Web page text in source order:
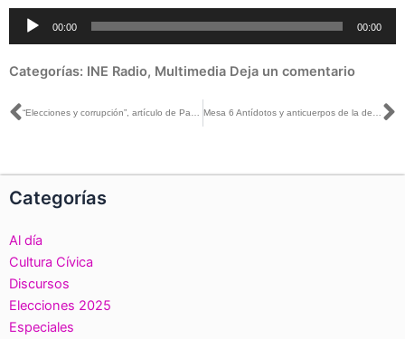
Reproductor
00:00 00:00
Categorías: INE Radio, Multimedia Deja un comentario
Ant
Categorías
Al día
Cultura Cívica
Discursos
Elecciones 2025
Especiales